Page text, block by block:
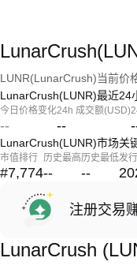
LUNR(LunarCrush)当前价
LunarCrush(LUNR)最近24
今日价格变化
--
24h 成交额(USD)
--
LunarCrush(LUNR)市场关
市值排行
#7,774
历史最高
--
历史最低
--
发
注册交易
LunarCrush